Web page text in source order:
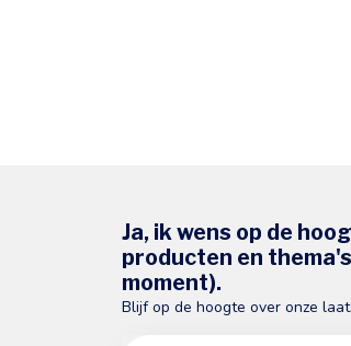
Ja, ik wens op de
producten en
moment).
Blijf op de hoogte over onze